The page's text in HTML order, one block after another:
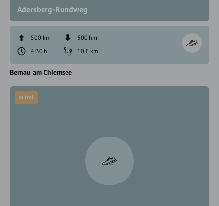
Adersberg-Rundweg
500 hm
500 hm
4:30 h
10,0 km
Bernau am Chiemsee
mittel